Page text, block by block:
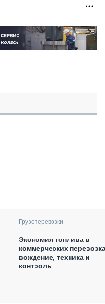
Грузоперевозки
Экономия топлива в
коммерческих
вождение, техника и
контроль